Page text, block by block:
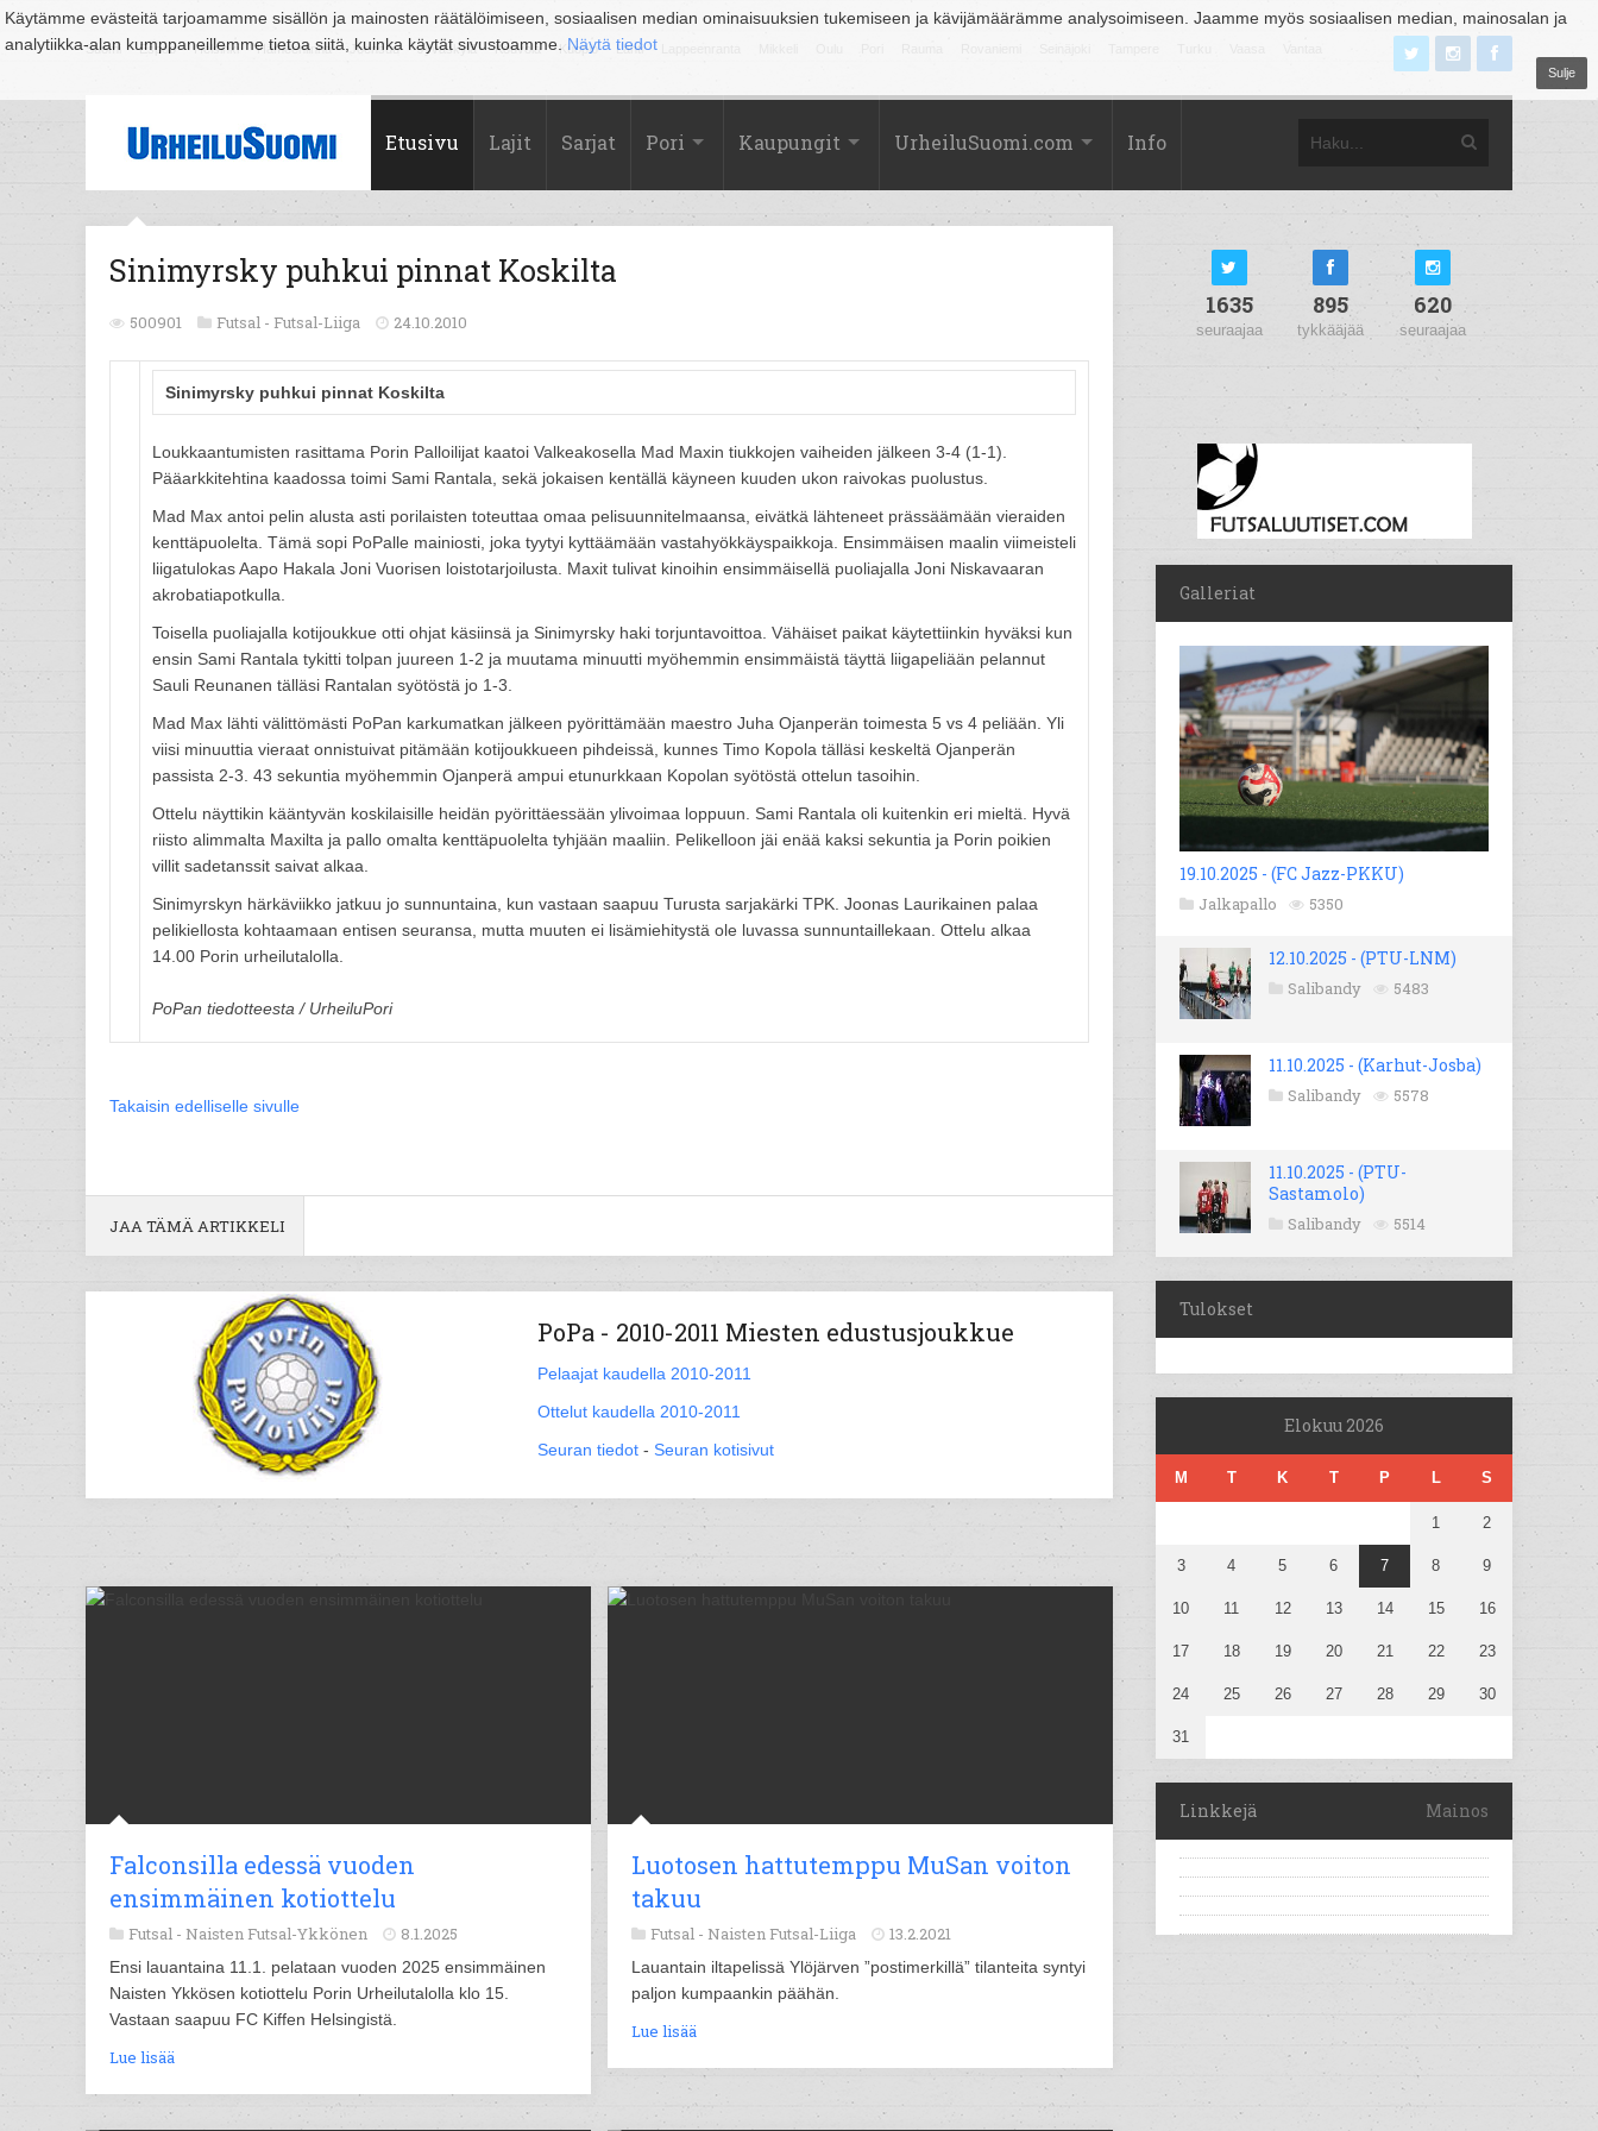
Käytämme evästeitä tarjoamamme sisällön ja mainosten räätälöimiseen, sosiaalisen median ominaisuuksien tukemiseen ja kävijämäärämme analysoimiseen. Jaamme myös sosiaalisen median, mainosalan ja
analytiikka-alan kumppaneillemme tietoa siitä, kuinka käytät sivustoamme. Näytä tiedot
Sulje
Suomi Espoo Helsinki Hämeenlinna Joensuu Jyväskylä Kouvola Kuopio Lahti
Etusivu Lajit Sarjat Pori Kaupungit UrheiluSuomi.com Info
Sinimyrsky puhkui pinnat Koskilta
500901 Futsal - Futsal-Liiga 24.10.2010
Sinimyrsky puhkui pinnat Koskilta
Loukkaantumisten rasittama Porin Palloilijat kaatoi Valkeakosella Mad Maxin tiukkojen vaiheiden jälkeen 3-4 (1-1).
Pääarkkitehtina kaadossa toimi Sami Rantala, sekä jokaisen kentällä käyneen kuuden ukon raivokas puolustus.
Mad Max antoi pelin alusta asti porilaisten toteuttaa omaa pelisuunnitelmaansa, eivätkä lähteneet prässäämään vieraiden
kenttäpuolelta. Tämä sopi PoPalle mainiosti, joka tyytyi kyttäämään vastahyökkäyspaikkoja. Ensimmäisen maalin viimeisteli
liigatulokas Aapo Hakala Joni Vuorisen loistotarjoilusta. Maxit tulivat kinoihin ensimmäisellä puoliajalla Joni Niskavaaran
akrobatiapotkulla.
Toisella puoliajalla kotijoukkue otti ohjat käsiinsä ja Sinimyrsky haki torjuntavoittoa. Vähäiset paikat käytettiinkin hyväksi kun
ensin Sami Rantala tykitti tolpan juureen 1-2 ja muutama minuutti myöhemmin ensimmäistä täyttä liigapeliään pelannut
Sauli Reunanen tälläsi Rantalan syötöstä jo 1-3.
Mad Max lähti välittömästi PoPan karkumatkan jälkeen pyörittämään maestro Juha Ojanperän toimesta 5 vs 4 peliään. Yli
viisi minuuttia vieraat onnistuivat pitämään kotijoukkueen pihdeissä, kunnes Timo Kopola tälläsi keskeltä Ojanperän
passista 2-3. 43 sekuntia myöhemmin Ojanperä ampui etunurkkaan Kopolan syötöstä ottelun tasoihin.
Ottelu näyttikin kääntyvän koskilaisille heidän pyörittäessään ylivoimaa loppuun. Sami Rantala oli kuitenkin eri mieltä. Hyvä
riisto alimmalta Maxilta ja pallo omalta kenttäpuolelta tyhjään maaliin. Pelikelloon jäi enää kaksi sekuntia ja Porin poikien
villit sadetanssit saivat alkaa.
Sinimyrskyn härkäviikko jatkuu jo sunnuntaina, kun vastaan saapuu Turusta sarjakärki TPK. Joonas Laurikainen palaa
pelikiellosta kohtaamaan entisen seuransa, mutta muuten ei lisämiehitystä ole luvassa sunnuntaillekaan. Ottelu alkaa
14.00 Porin urheilutalolla.
PoPan tiedotteesta / UrheiluPori
Takaisin edelliselle sivulle
JAA TÄMÄ ARTIKKELI
PoPa - 2010-2011 Miesten edustusjoukkue
Pelaajat kaudella 2010-2011
Ottelut kaudella 2010-2011
Seuran tiedot - Seuran kotisivut
Falconsilla edessä vuoden
ensimmäinen kotiottelu
Futsal - Naisten Futsal-Ykkönen 8.1.2025
Ensi lauantaina 11.1. pelataan vuoden 2025 ensimmäinen
Naisten Ykkösen kotiottelu Porin Urheilutalolla klo 15.
Vastaan saapuu FC Kiffen Helsingistä.
Lue lisää
Luotosen hattutemppu MuSan voiton
takuu
Futsal - Naisten Futsal-Liiga 13.2.2021
Lauantain iltapelissä Ylöjärven ”postimerkillä” tilanteita syntyi
paljon kumpaankin päähän.
Lue lisää
1635
seuraajaa
895
tykkääjää
620
seuraajaa
Galleriat
19.10.2025 - (FC Jazz-PKKU)
Jalkapallo 5350
12.10.2025 - (PTU-LNM)
Salibandy 5483
11.10.2025 - (Karhut-Josba)
Salibandy 5578
11.10.2025 - (PTU-
Sastamolo)
Salibandy 5514
Tulokset
Elokuu 2026
M T K T P L S
1 2
3 4 5 6 7 8 9
10 11 12 13 14 15 16
17 18 19 20 21 22 23
24 25 26 27 28 29 30
31
Linkkejä Mainos